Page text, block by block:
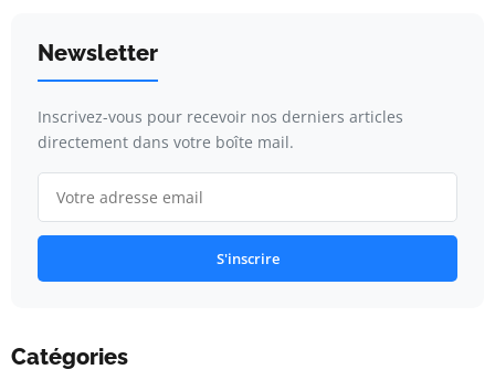
Newsletter
Inscrivez-vous pour recevoir nos derniers articles
directement dans votre boîte mail.
S'inscrire
Catégories